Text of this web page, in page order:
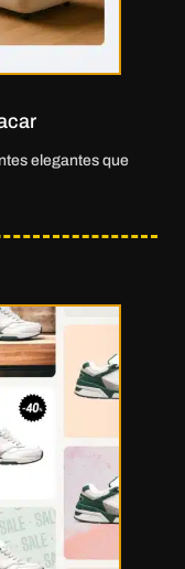
elegantes que